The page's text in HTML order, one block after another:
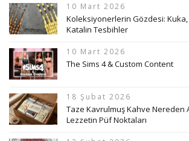
10 Mart 2026
Koleksiyonerlerin Gözdesi:
Katalin Tesbihler
10 Mart 2026
The Sims 4 & Custom Content
18 Şubat 2026
Taze Kavrulmuş Kahve Nereden
Lezzetin Püf Noktaları